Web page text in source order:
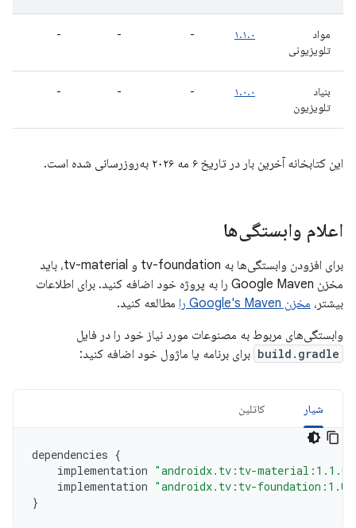
مواد
تلویزیونی
۱.۱.۰ -
-
-
بنیاد
تلویزیون
۱.۰.۰ -
-
-
این کتابخانه آخرین بار در تاریخ ۶ مه ۲۰۲۶ به‌روزرسانی شده است.
اعلام وابستگی‌ها
برای افزودن وابستگی‌ها به tv-foundation و tv-material، باید
مخزن Google Maven را به پروژه خود اضافه کنید. برای اطلاعات
بیشتر، مخزن Google's Maven را
مطالعه کنید.
وابستگی‌های مربوط به مصنوعات مورد نیاز خود را در فایل
build.gradle برای برنامه یا ماژول خود اضافه کنید:
شیار کاتلین
dependencies {
implementation "androidx.tv:tv-material:1.1.0"
implementation "androidx.tv:tv-
}